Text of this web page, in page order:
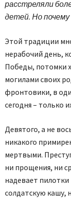
расстреляли
детей. Но почему
Этой традиции
нерабочий день,
Победы, потомки
могилами своих
фронтовики, в
сегодня – только
Девятого, а не
никакого
мертвыми.
ни прощения, ни
надевает пилотки
солдатскую кашу,